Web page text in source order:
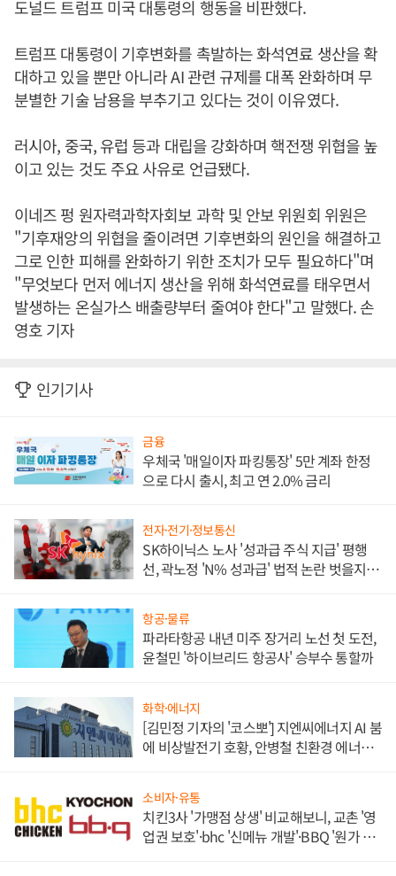
도널드 트럼프 미국 대통령의 행동을 비판했다.
트럼프 대통령이 기후변화를 촉발하는 화석연료 생산을 확
대하고 있을 뿐만 아니라 AI 관련 규제를 대폭 완화하며 무
분별한 기술 남용을 부추기고 있다는 것이 이유였다.
러시아, 중국, 유럽 등과 대립을 강화하며 핵전쟁 위협을 높
이고 있는 것도 주요 사유로 언급됐다.
이네즈 펑 원자력과학자회보 과학 및 안보 위원회 위원은
"기후재앙의 위협을 줄이려면 기후변화의 원인을 해결하고
그로 인한 피해를 완화하기 위한 조치가 모두 필요하다"며
"무엇보다 먼저 에너지 생산을 위해 화석연료를 태우면서
발생하는 온실가스 배출량부터 줄여야 한다"고 말했다. 손
영호 기자
인기기사
금융
우체국 '매일이자 파킹통장' 5만 계좌 한정
으로 다시 출시, 최고 연 2.0% 금리
전자·전기·정보통신
SK하이닉스 노사 '성과급 주식 지급' 평행
선, 곽노정 'N% 성과급' 법적 논란 벗을지 주
항공·물류
파라타항공 내년 미주 장거리 노선 첫 도전,
윤철민 '하이브리드 항공사' 승부수 통할까
화학·에너지
[김민정 기자의 '코스뽀'] 지엔씨에너지 AI 붐
에 비상발전기 호황, 안병철 친환경 에너지
소비자·유통
치킨3사 '가맹점 상생' 비교해보니, 교촌 '영
업권 보호'·bhc '신메뉴 개발'·BBQ '원가 부